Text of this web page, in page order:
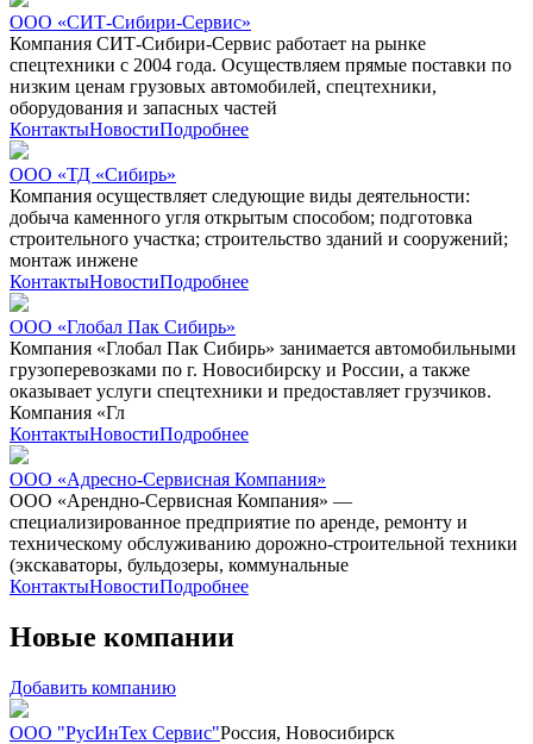
ООО «СИТ-Сибири-Сервис»
Компания СИТ-Сибири-Сервис работает на рынке
спецтехники с 2004 года. Осуществляем прямые поставки по
низким ценам грузовых автомобилей, спецтехники,
оборудования и запасных частей
КонтактыНовостиПодробнее
ООО «ТД «Сибирь»
Компания осуществляет следующие виды деятельности:
добыча каменного угля открытым способом; подготовка
строительного участка; строительство зданий и сооружений;
монтаж инжене
КонтактыНовостиПодробнее
ООО «Глобал Пак Сибирь»
Компания «Глобал Пак Сибирь» занимается автомобильными
грузоперевозками по г. Новосибирску и России, а также
оказывает услуги спецтехники и предоставляет грузчиков.
Компания «Гл
КонтактыНовостиПодробнее
ООО «Адресно-Сервисная Компания»
ООО «Арендно-Сервисная Компания» —
специализированное предприятие по аренде, ремонту и
техническому обслуживанию дорожно-строительной техники
(экскаваторы, бульдозеры, коммунальные
КонтактыНовостиПодробнее
Новые компании
Добавить компанию
ООО "РусИнТех Сервис"Россия, Новосибирск